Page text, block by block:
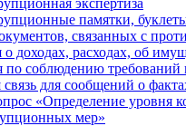
экспертиза
памятки,
связанных с
доходах, расходах, об
по соблюдению требований
связь для сообщений о
«Определение уровня
мер»